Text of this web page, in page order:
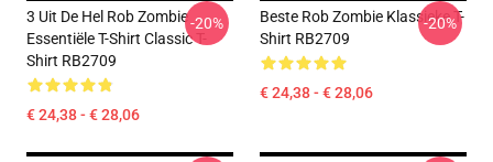
3 Uit De Hel Rob Zombie
Essentiële T-Shirt Classic T-
Shirt RB2709
€ 24,38 - € 28,06
-20%
Beste Rob Zombie Klassieke T-
Shirt RB2709
€ 24,38 - € 28,06
-20%